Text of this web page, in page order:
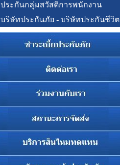
ประกันกลุ่มสวัสดิการพนักงาน
บริษัทประกันภัย - บริษัทประกันชีวิต